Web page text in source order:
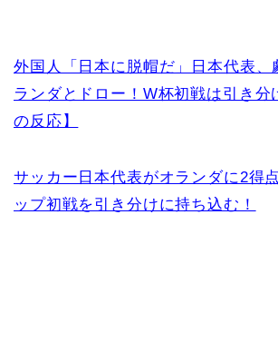
外国人「日本に脱帽だ」日本代表、
ランダとドロー！W杯初戦は引き分
の反応】
サッカー日本代表がオランダに2得
ップ初戦を引き分けに持ち込む！